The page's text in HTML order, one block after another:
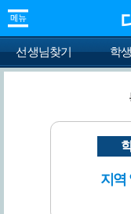
선생님찾기 학
지역